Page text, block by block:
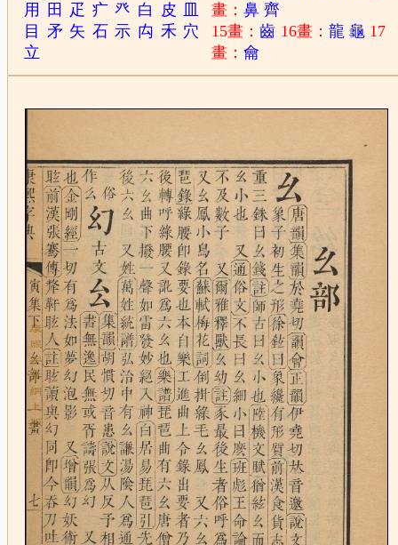
用
田 疋 疒 癶 白 皮
目
矛 矢 石 示 禸 禾 穴
立
畫：鼻 齊
15畫：齒 16畫： 龍 龜 17
畫：龠